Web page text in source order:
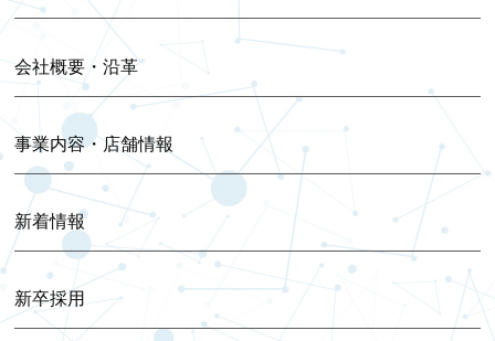
2025年02月 (1)
2024年12月 (5)
2024年11月 (1)
会社概要・沿革
事業内容・店舗情報
新着情報
新卒採用